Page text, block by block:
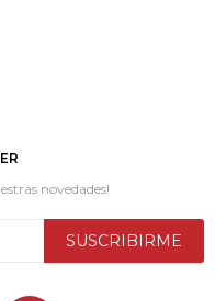
novedades!
SUSCRIBIRME